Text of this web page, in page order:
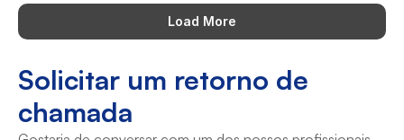
Load More
Solicitar um retorno de
chamada